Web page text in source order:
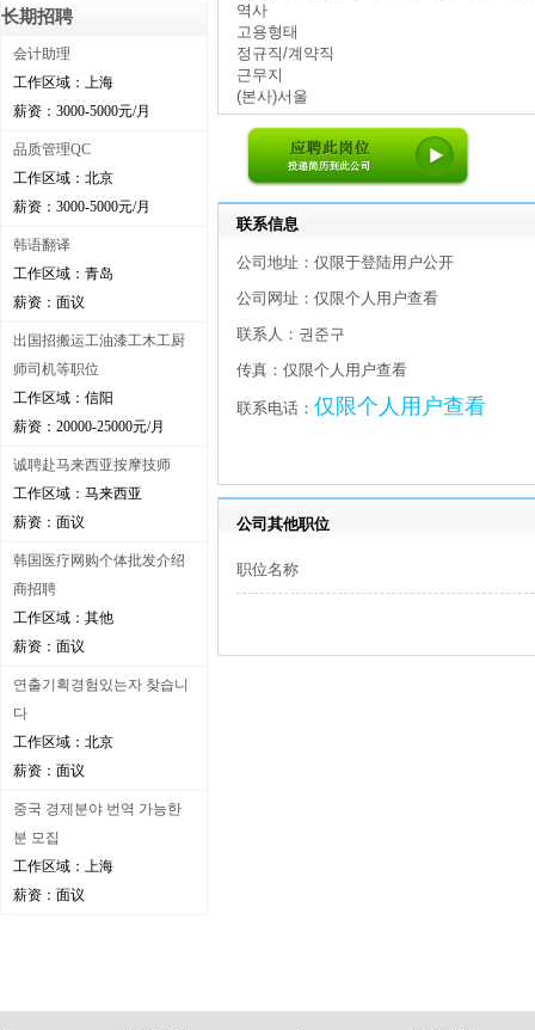
长期招聘
会计助理
工作区域：上海
薪资：3000-5000元/月
品质管理QC
工作区域：北京
薪资：3000-5000元/月
韩语翻译
工作区域：青岛
薪资：面议
出国招搬运工油漆工木工厨
师司机等职位
工作区域：信阳
薪资：20000-25000元/月
诚聘赴马来西亚按摩技师
工作区域：马来西亚
薪资：面议
韩国医疗网购个体批发介绍
商招聘
工作区域：其他
薪资：面议
연출기획경험있는자 찾습니
다
工作区域：北京
薪资：面议
중국 경제분야 번역 가능한
분 모집
工作区域：上海
薪资：面议
역사
고용형태
정규직/계약직
근무지
(본사)서울
联系信息
公司地址：仅限于登陆用户公开
公司网址：仅限个人用户查看
联系人：권준구
传真：仅限个人用户查看
联系电话： 仅限个人用户查看
公司其他职位
职位名称